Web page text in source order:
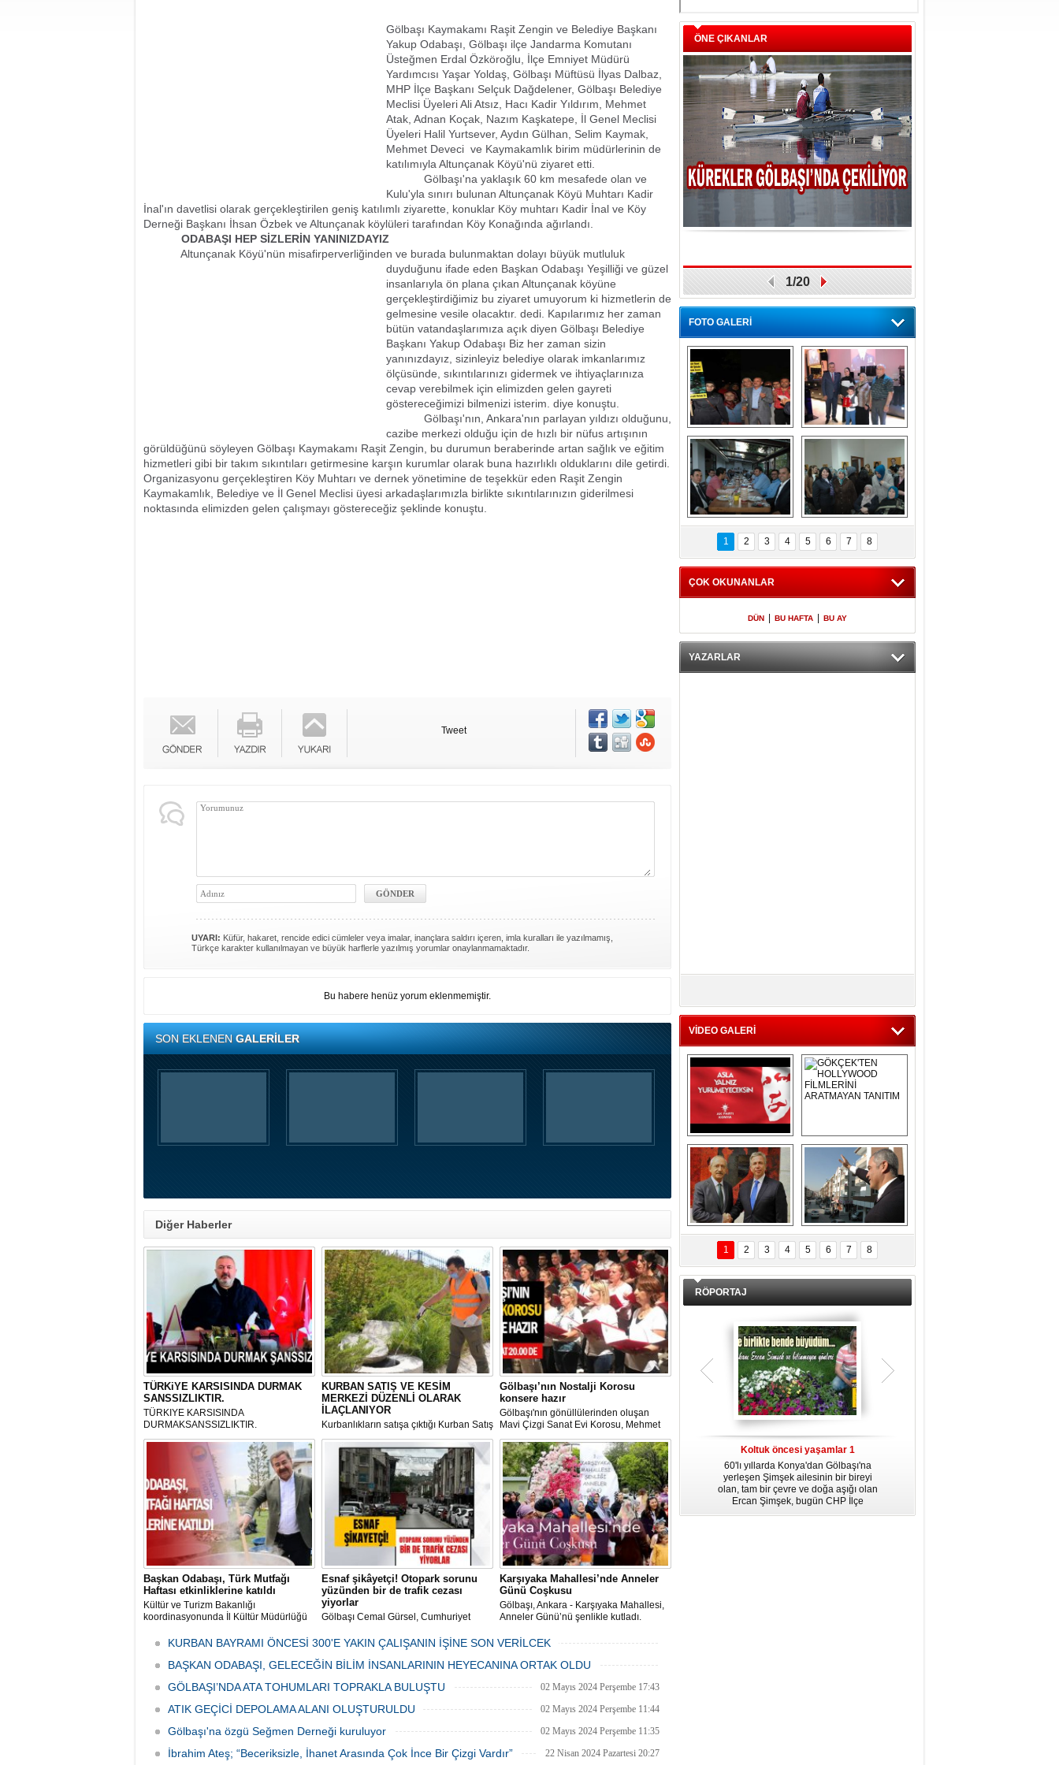
Gölbaşı Kaymakamı Raşit Zengin ve Belediye Başkanı
Yakup Odabaşı, Gölbaşı ilçe Jandarma Komutanı
Üsteğmen Erdal Özköroğlu, İlçe Emniyet Müdürü
Yardımcısı Yaşar Yoldaş, Gölbaşı Müftüsü İlyas Dalbaz,
MHP İlçe Başkanı Selçuk Dağdelener, Gölbaşı Belediye
Meclisi Üyeleri Ali Atsız, Hacı Kadir Yıldırım, Mehmet
Atak, Adnan Koçak, Nazım Kaşkatepe, İl Genel Meclisi
Üyeleri Halil Yurtsever, Aydın Gülhan, Selim Kaymak,
Mehmet Deveci ve Kaymakamlık birim müdürlerinin de
katılımıyla Altunçanak Köyü'nü ziyaret etti.
Gölbaşı'na yaklaşık 60 km mesafede olan ve
Kulu'yla sınırı bulunan Altunçanak Köyü Muhtarı Kadir
İnal'ın davetlisi olarak gerçekleştirilen geniş katılımlı ziyarette, konuklar Köy muhtarı Kadir İnal ve Köy
Derneği Başkanı İhsan Özbek ve Altunçanak köylüleri tarafından Köy Konağında ağırlandı.
ODABAŞI HEP SİZLERİN YANINIZDAYIZ
Altunçanak Köyü'nün misafirperverliğinden ve burada bulunmaktan dolayı büyük mutluluk
duyduğunu ifade eden Başkan Odabaşı Yeşilliği ve güzel
insanlarıyla ön plana çıkan Altunçanak köyüne
gerçekleştirdiğimiz bu ziyaret umuyorum ki hizmetlerin de
gelmesine vesile olacaktır. dedi. Kapılarımız her zaman
bütün vatandaşlarımıza açık diyen Gölbaşı Belediye
Başkanı Yakup Odabaşı Biz her zaman sizin
yanınızdayız, sizinleyiz belediye olarak imkanlarımız
ölçüsünde, sıkıntılarınızı gidermek ve ihtiyaçlarınıza
cevap verebilmek için elimizden gelen gayreti
göstereceğimizi bilmenizi isterim. diye konuştu.
Gölbaşı'nın, Ankara'nın parlayan yıldızı olduğunu,
cazibe merkezi olduğu için de hızlı bir nüfus artışının
görüldüğünü söyleyen Gölbaşı Kaymakamı Raşit Zengin, bu durumun beraberinde artan sağlık ve eğitim
hizmetleri gibi bir takım sıkıntıları getirmesine karşın kurumlar olarak buna hazırlıklı olduklarını dile getirdi.
Organizasyonu gerçekleştiren Köy Muhtarı ve dernek yönetimine de teşekkür eden Raşit Zengin
Kaymakamlık, Belediye ve İl Genel Meclisi üyesi arkadaşlarımızla birlikte sıkıntılarınızın giderilmesi
noktasında elimizden gelen çalışmayı göstereceğiz şeklinde konuştu.
Tweet
UYARI: Küfür, hakaret, rencide edici cümleler veya imalar, inançlara saldırı içeren, imla kuralları ile yazılmamış,
Türkçe karakter kullanılmayan ve büyük harflerle yazılmış yorumlar onaylanmamaktadır.
Bu habere henüz yorum eklenmemiştir.
SON EKLENENGALERİLER
Diğer Haberler
TÜRKiYE KARSISINDA DURMAK
SANSSIZLIKTIR.
TÜRKIYE KARSISINDA
DURMAKSANSSIZLIKTIR.
KURBAN SATIŞ VE KESİM
MERKEZİ DÜZENLİ OLARAK
İLAÇLANIYOR
Kurbanlıkların satışa çıktığı Kurban Satış
ve Kesim Merkezi, haşere ve
mikropların önüne geçilmesi amacıyla
her gün Gölbaşı Belediyesi ekipleri
tarafından düzenli olarak ilaçlanıyor.
Gölbaşı’nın Nostalji Korosu
konsere hazır
Gölbaşı'nın gönüllülerinden oluşan
Mavi Çizgi Sanat Evi Korosu, Mehmet
Akif Ersoy Kültür Merkezi’nde vereceği
konsere hızır.
Başkan Odabaşı, Türk Mutfağı
Haftası etkinliklerine katıldı
Kültür ve Turizm Bakanlığı
koordinasyonunda İl Kültür Müdürlüğü
Haftası" etkinlikleri Ankara'da devam
Esnaf şikâyetçi! Otopark sorunu
yüzünden bir de trafik cezası
yiyorlar
Gölbaşı Cemal Gürsel, Cumhuriyet
bulunan esnaf ve alışverişe gelen
vatandaşlar park cezaları yüzünden
canından bezdi.
Karşıyaka Mahallesi’nde Anneler
Günü Coşkusu
Gölbaşı, Ankara - Karşıyaka Mahallesi,
Anneler Günü’nü şenlikle kutladı.
öncülüğünde düzenlenen 1. Karşıyaka
KURBAN BAYRAMI ÖNCESİ 300'E YAKIN ÇALIŞANIN İŞİNE SON VERİLCEK
06 Mayıs 2024 Pazartesi 15:47
BAŞKAN ODABAŞI, GELECEĞİN BİLİM İNSANLARININ HEYECANINA ORTAK OLDU
06 Mayıs 2024 Pazartesi 15:31
GÖLBAŞI’NDA ATA TOHUMLARI TOPRAKLA BULUŞTU 02 Mayıs 2024 Perşembe 17:43
ATIK GEÇİCİ DEPOLAMA ALANI OLUŞTURULDU 02 Mayıs 2024 Perşembe 11:44
Gölbaşı'na özgü Seğmen Derneği kuruluyor 02 Mayıs 2024 Perşembe 11:35
İbrahim Ateş; “Beceriksizle, İhanet Arasında Çok İnce Bir Çizgi Vardır” 22 Nisan 2024 Pazartesi 20:27
ÖNE ÇIKANLAR
1/20
FOTO GALERİ
Gölbaşı GAZZE
İÇİN YÜRÜDÜ
Kaymakamlıktan
iftar yemeği
Kaymakamlıktan
iftar yemeği
NERGÜL
YILDIRIM SEÇİM
BÜROSUNU AÇTI
1 2 3 4 5 6 7 8
ÇOK OKUNANLAR
DÜN BU HAFTA BU AY
YAZARLAR
VİDEO GALERİ
Asla Yalnız
Yürümeyeceksin
Uzun Adam
GÖKÇEK'TEN
HOLLYWOOD
FİLMLERİNİ
ARATMAYAN
TANITIM
DAL İÇERİ ZÜBÜK!
ERCAN ŞİMŞEK
GÖLBAŞI'NDA
KASIRGA ETKİSİ
YARATTI !
1 2 3 4 5 6 7 8
RÖPORTAJ
Koltuk öncesi yaşamlar 1
60'lı yıllarda Konya'dan Gölbaşı'na
yerleşen Şimşek ailesinin bir bireyi
olan, tam bir çevre ve doğa aşığı olan
Ercan Şimşek, bugün CHP İlçe
Başkanlığı yaptığı Gölbaşı'nda yaşam
Teşrik tekbiri nedir? Ne anlama gelir?